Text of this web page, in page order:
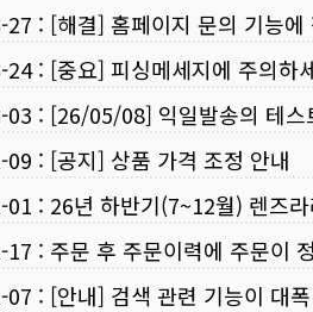
27 : [해결] 홈페이지 문의 기능
24: [중요] 피싱메세지에 주의하
03 : [26/05/08] 익일발송의 테스
09 : [공지] 상품 가격 조정 안내
01 : 26년 하반기(7~12월) 렌즈
17 : 주문 후 주문이력에 주문이
07 : [안내] 검색 관련 기능이 대